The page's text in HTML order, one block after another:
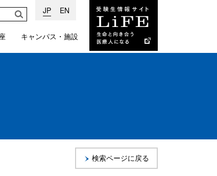
キャンパス・施設
JP EN
検索ページに戻る